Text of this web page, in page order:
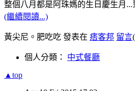
整個八月都是阿珠媽的生日慶生月...
(繼續閱讀...)
黃尖尼。肥吃吃 發表在 痞客邦 留言
個人分類： 中式餐廳
▲top